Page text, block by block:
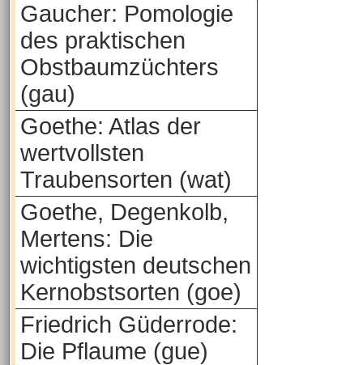
Gaucher: Pomologie
des praktischen
Obstbaumzüchters
(gau)
Goethe: Atlas der
wertvollsten
Traubensorten (wat)
Goethe, Degenkolb,
Mertens: Die
wichtigsten deutschen
Kernobstsorten (goe)
Friedrich Güderrode:
Die Pflaume (gue)